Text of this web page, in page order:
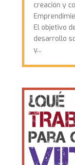
creación y
El objetivo
desarrollo
y...